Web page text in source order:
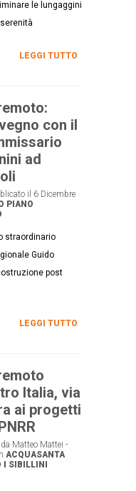
le lungaggini
LEGGI TUTTO
con il
ad
il 6 Dicembre
PIANO
straordinario
Guido
post
LEGGI TUTTO
Italia, via
ai progetti
Matteo Mattei -
ACQUASANTA
I SIBILLINI